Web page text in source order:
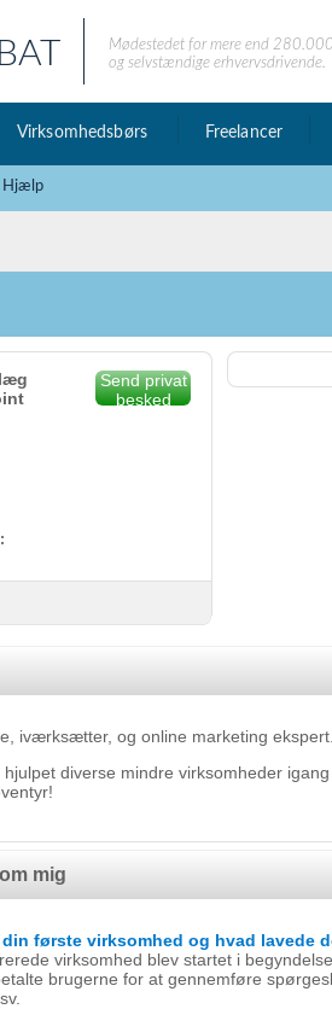
Mødestedet for mere end
og selvstændige erhvervsdrivende.
Virksomhedsbørs Freelancer
Hjælp
Send privat
besked
iværksætter, og online marketing ekspert.
diverse mindre virksomheder
mig
første virksomhed og hvad lavede
virksomhed blev startet i
brugerne for at gennemføre